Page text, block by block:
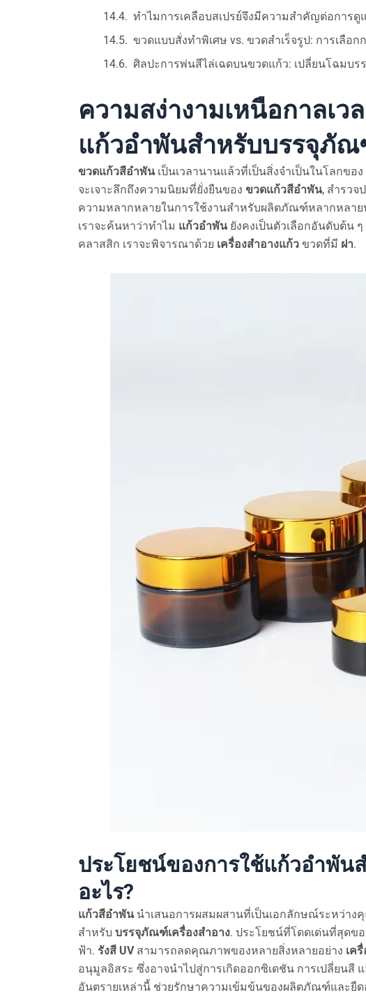
ทำไมการเคลือบสเปรย์จึงมีความสำคัญต่อการ
ขวดแบบสั่งทำพิเศษ vs. ขวดสำเร็จรูป: การเลื
ศิลปะการพ่นสีไล่เฉดบนขวดแก้ว: เปลี่ยนโฉมบร
ความสง่างามเหนือกาลเ
แก้วอำพันสำหรับบรรจุภัณ
ขวดแก้วสีอำพันเป็นเวลานานแล้วที่เป็นสิ่งจำเป็นในโลกของ
จะเจาะลึกถึงความนิยมที่ยั่งยืนของ ขวดแก้วสีอำพัน, สำรวจ
ความหลากหลายในการใช้งานสำหรับผลิตภัณฑ์หลากหลาย
เราจะค้นหาว่าทำไม แก้วอำพันยังคงเป็นตัวเลือกอันดับต้น
คลาสสิก เราจะพิจารณาด้วย เครื่องสำอางแก้ว ขวดที่มี ฝา.
ประโยชน์ของการใช้แก้วอำพัน
อะไร?
แก้วสีอำพันนำเสนอการผสมผสานที่เป็นเอกลักษณ์ระหว่าง
สำหรับ บรรจุภัณฑ์เครื่องสำอาง. ประโยชน์ที่โดดเด่นที่สุดข
ฟ้า. รังสี UVสามารถลดคุณภาพของหลายสิ่งหลายอย่าง เค
อนุมูลอิสระ ซึ่งอาจนำไปสู่การเกิดออกซิเดชัน การเปลี่ยน
อันตรายเหล่านี้ ช่วยรักษาความเข้มข้นของผลิตภัณฑ์และยืด